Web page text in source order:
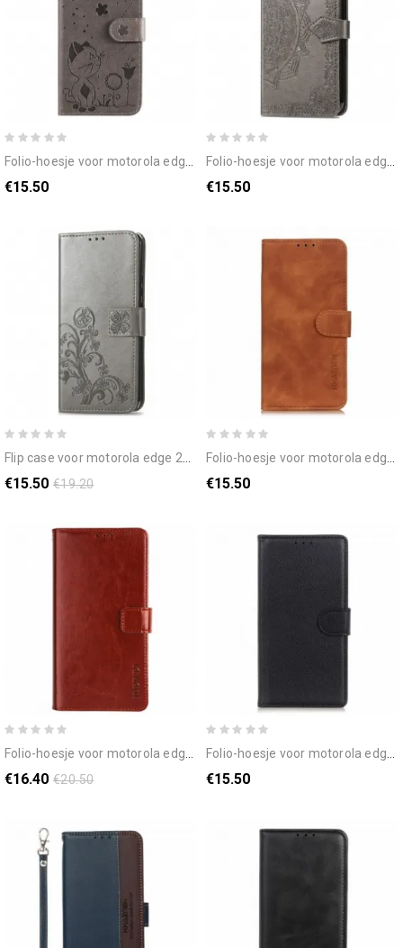
folio-hoesje voor motorola edge 20 met ketting kat en bij met riem
€15.50
folio-hoesje voor motorola edge 20 mandala van middelbare leeftijd
€15.50
flip case voor motorola edge 20 klavertje vier
€15.50 €19.20
folio-hoesje voor motorola edge 20 vintage leereffect khazneh
€15.50
folio-hoesje voor motorola edge 20 imitatieleer idewei
€16.40 €20.50
folio-hoesje voor motorola edge 20 traditioneel litchi-kunstleer
€15.50